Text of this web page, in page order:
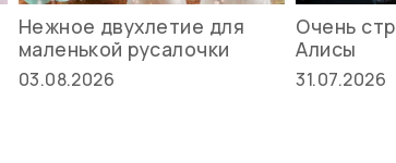
Нежное двухлетие для
маленькой русалочки
03.08.2026
Очень
Алисы
31.07.2026